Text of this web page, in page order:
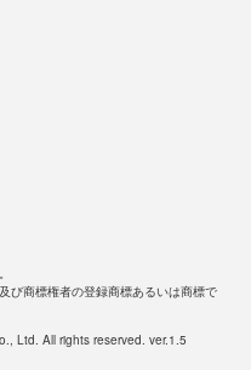
び商標権者の登録商標あるいは商標で
Ltd. All rights reserved. ver.1.5